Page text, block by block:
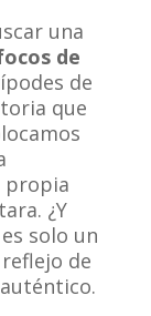
una
de
de
que
propia
¿Y
solo un
de